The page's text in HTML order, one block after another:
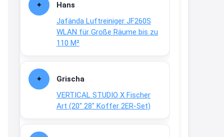
Hans
Jafända Luftreiniger JF260S
WLAN für Große Räume bis zu
110 M²
Grischa
VERTICAL STUDIO X Fischer
Art (20″ 28″ Koffer 2ER-Set)
www.fielmann-
group.com/blinkis...
13:44
dich zu sehen, alles gut?
15:01